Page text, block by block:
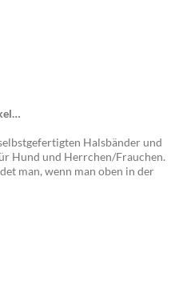
Halsbänder und
Hund und Herrchen/Frauchen.
man, wenn man oben in der